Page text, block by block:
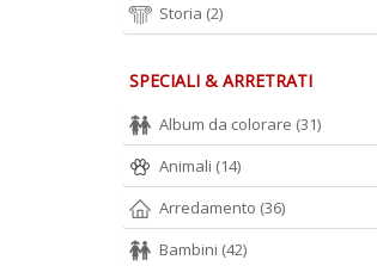
Digitale
3.00 €
PK50S Automatica
5.90 €
Storia (2)
SPECIALI & ARRETRATI
Album da colorare (31)
Animali (14)
Arredamento (36)
Bambini (42)